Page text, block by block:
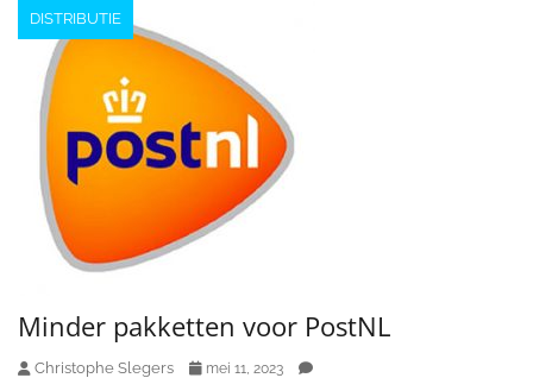
DISTRIBUTIE
Minder pakketten voor PostNL
Christophe Slegers mei 11, 2023